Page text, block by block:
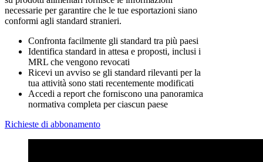
necessarie per garantire che le tue esportazioni siano
conformi agli standard stranieri.
Confronta facilmente gli standard tra più paesi
Identifica standard in attesa e proposti, inclusi i
MRL che vengono revocati
Ricevi un avviso se gli standard rilevanti per la
tua attività sono stati recentemente modificati
Accedi a report che forniscono una panoramica
normativa completa per ciascun paese
Richieste di abbonamento